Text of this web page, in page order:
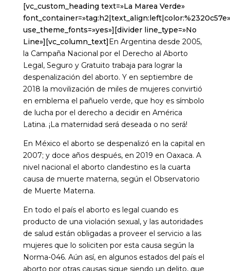
[vc_custom_heading text=»La Marea Verde»
font_container=»tag:h2|text_align:left|color:%2320c57e»
use_theme_fonts=»yes»][divider line_type=»No
Line»][vc_column_text] En Argentina desde 2005,
la Campaña Nacional por el Derecho al Aborto
Legal, Seguro y Gratuito trabaja para lograr la
despenalización del aborto. Y en septiembre de
2018 la movilización de miles de mujeres convirtió
en emblema el pañuelo verde, que hoy es símbolo
de lucha por el derecho a decidir en América
Latina. ¡La maternidad será deseada o no será!
En México el aborto se despenalizó en la capital en
2007; y doce años después, en 2019 en Oaxaca. A
nivel nacional el aborto clandestino es la cuarta
causa de muerte materna, según el Observatorio
de Muerte Materna.
En todo el país el aborto es legal cuando es
producto de una violación sexual, y las autoridades
de salud están obligadas a proveer el servicio a las
mujeres que lo soliciten por esta causa según la
Norma-046. Aún así, en algunos estados del país el
aborto por otras causas sigue siendo un delito, que